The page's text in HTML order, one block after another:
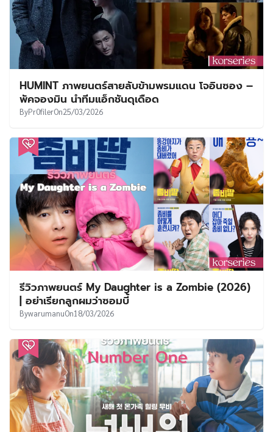
HUMINT ภาพยนตร์สายลับข้ามพรมแดน โจอินซอง –
พัคจองมิน นำทีมแอ็กชันดุเดือด
ByPr0filerOn25/03/2026
รีวิวภาพยนตร์ My Daughter is a Zombie (2026)
| อย่าเรียกลูกผมว่าซอมบี้
BywarumanuOn18/03/2026